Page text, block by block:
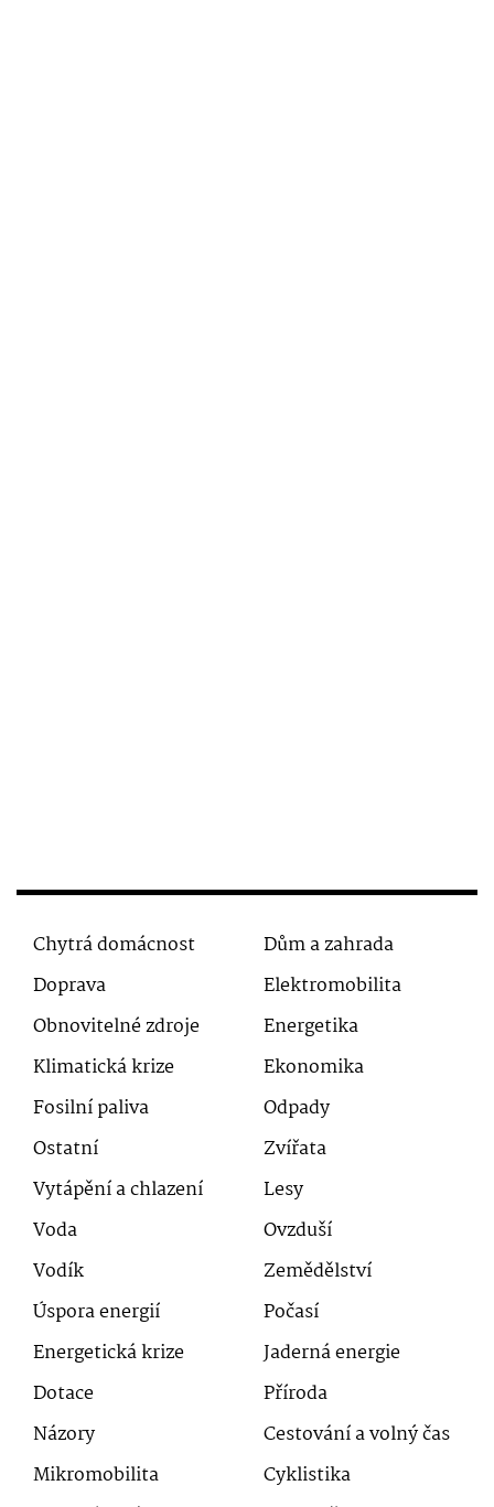
Chytrá domácnost
Dům a zahrada
Doprava
Elektromobilita
Obnovitelné zdroje
Energetika
Klimatická krize
Ekonomika
Fosilní paliva
Odpady
Ostatní
Zvířata
Vytápění a chlazení
Lesy
Voda
Ovzduší
Vodík
Zemědělství
Úspora energií
Počasí
Energetická krize
Jaderná energie
Dotace
Příroda
Názory
Cestování a volný čas
Mikromobilita
Cyklistika